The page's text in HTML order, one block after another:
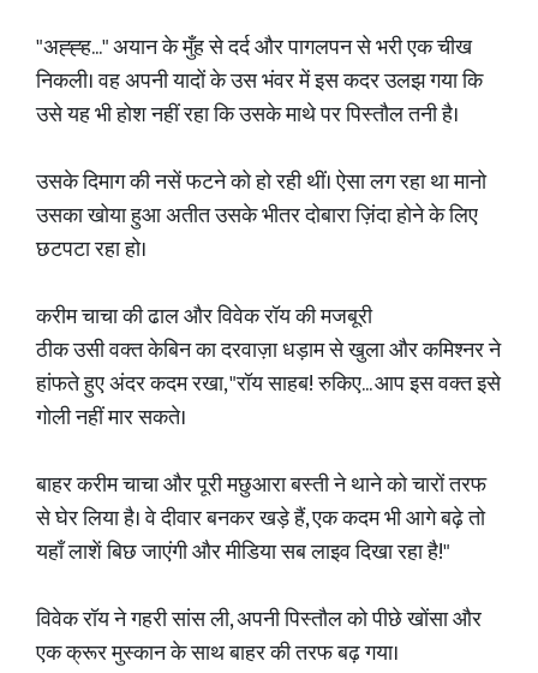
"अह्ह्ह..." अयान के मुँह से दर्द और पागलपन से भरी एक चीख
निकली। वह अपनी यादों के उस भंवर में इस कदर उलझ गया कि
उसे यह भी होश नहीं रहा कि उसके माथे पर पिस्तौल तनी है।
उसके दिमाग की नसें फटने को हो रही थीं। ऐसा लग रहा था मानो
उसका खोया हुआ अतीत उसके भीतर दोबारा ज़िंदा होने के लिए
छटपटा रहा हो।
करीम चाचा की ढाल और विवेक रॉय की मजबूरी
ठीक उसी वक्त केबिन का दरवाज़ा धड़ाम से खुला और कमिश्नर ने
हांफते हुए अंदर कदम रखा, "रॉय साहब! रुकिए... आप इस वक्त इसे
गोली नहीं मार सकते।
बाहर करीम चाचा और पूरी मछुआरा बस्ती ने थाने को चारों तरफ
से घेर लिया है। वे दीवार बनकर खड़े हैं, एक कदम भी आगे बढ़े तो
यहाँ लाशें बिछ जाएंगी और मीडिया सब लाइव दिखा रहा है!"
विवेक रॉय ने गहरी सांस ली, अपनी पिस्तौल को पीछे खोंसा और
एक क्रूर मुस्कान के साथ बाहर की तरफ बढ़ गया।